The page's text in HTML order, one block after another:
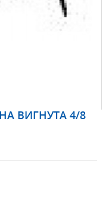
ВИГНУТА 4/8